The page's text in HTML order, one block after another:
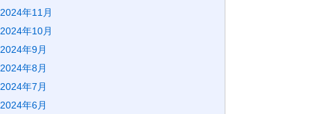
2024年11月
2024年10月
2024年9月
2024年8月
2024年7月
2024年6月